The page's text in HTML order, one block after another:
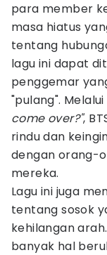
para member
masa hiatus
tentang
lagu ini dapat
penggemar
"pulang".
come over?",
rindu dan
dengan orang-
mereka.
Lagu ini juga
tentang sosok
kehilangan
banyak hal